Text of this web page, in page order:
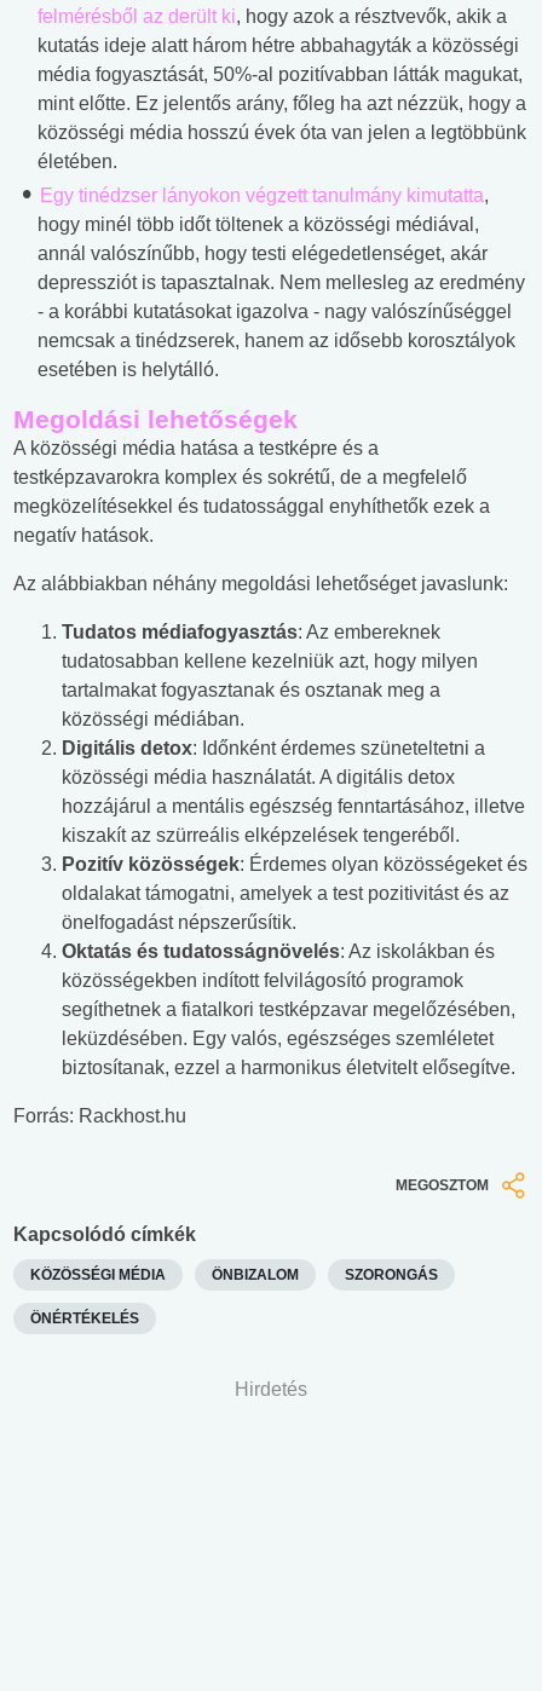
felmérésből az derült ki, hogy azok a résztvevők, akik a
kutatás ideje alatt három hétre abbahagyták a közösségi
média fogyasztását, 50%-al pozitívabban látták magukat,
mint előtte. Ez jelentős arány, főleg ha azt nézzük, hogy a
közösségi média hosszú évek óta van jelen a legtöbbünk
életében.
Egy tinédzser lányokon végzett tanulmány kimutatta,
hogy minél több időt töltenek a közösségi médiával,
annál valószínűbb, hogy testi elégedetlenséget, akár
depressziót is tapasztalnak. Nem mellesleg az eredmény
- a korábbi kutatásokat igazolva - nagy valószínűséggel
nemcsak a tinédzserek, hanem az idősebb korosztályok
esetében is helytálló.
Megoldási lehetőségek
A közösségi média hatása a testképre és a
testképzavarokra komplex és sokrétű, de a megfelelő
megközelítésekkel és tudatossággal enyhíthetők ezek a
negatív hatások.
Az alábbiakban néhány megoldási lehetőséget javaslunk:
Tudatos médiafogyasztás: Az embereknek
tudatosabban kellene kezelniük azt, hogy milyen
tartalmakat fogyasztanak és osztanak meg a
közösségi médiában.
Digitális detox: Időnként érdemes szüneteltetni a
közösségi média használatát. A digitális detox
hozzájárul a mentális egészség fenntartásához, illetve
kiszakít az szürreális elképzelések tengeréből.
Pozitív közösségek: Érdemes olyan közösségeket és
oldalakat támogatni, amelyek a test pozitivitást és az
önelfogadást népszerűsítik.
Oktatás és tudatosságnövelés: Az iskolákban és
közösségekben indított felvilágosító programok
segíthetnek a fiatalkori testképzavar megelőzésében,
leküzdésében. Egy valós, egészséges szemléletet
biztosítanak, ezzel a harmonikus életvitelt elősegítve.
Forrás: Rackhost.hu
MEGOSZTOM
Kapcsolódó címkék
KÖZÖSSÉGI MÉDIA ÖNBIZALOM SZORONGÁS
ÖNÉRTÉKELÉS
Hirdetés